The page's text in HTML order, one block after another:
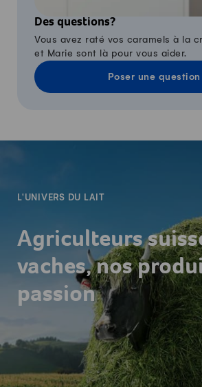
Des questions?
Vous avez raté vos caramels à la
et Marie sont là pour vous aider.
Poser une question
L'UNIVERS DU LAIT
Agriculteurs
vaches, nos
passion